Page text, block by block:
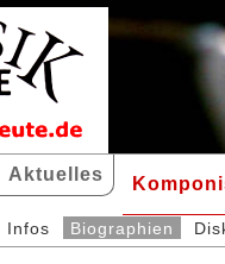
Aktuelles
Infos Biographien